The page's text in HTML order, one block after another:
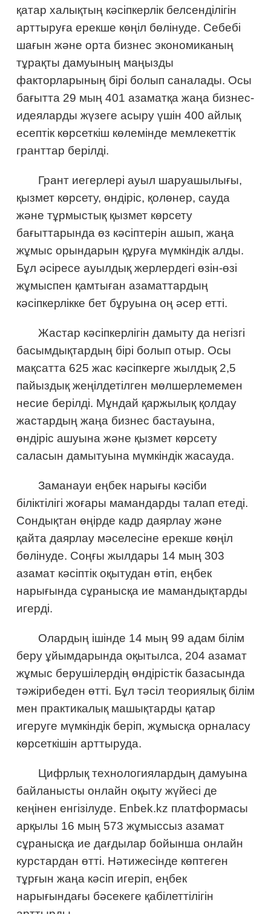
қатар халықтың кәсіпкерлік белсенділігін
арттыруға ерекше көңіл бөлінуде. Себебі
шағын және орта бизнес экономиканың
тұрақты дамуының маңызды
факторларының бірі болып саналады. Осы
бағытта 29 мың 401 азаматқа жаңа бизнес-
идеяларды жүзеге асыру үшін 400 айлық
есептік көрсеткіш көлемінде мемлекеттік
гранттар берілді.
Грант иегерлері ауыл шаруашылығы,
қызмет көрсету, өндіріс, қолөнер, сауда
және тұрмыстық қызмет көрсету
бағыттарында өз кәсіптерін ашып, жаңа
жұмыс орындарын құруға мүмкіндік алды.
Бұл әсіресе ауылдық жерлердегі өзін-өзі
жұмыспен қамтыған азаматтардың
кәсіпкерлікке бет бұруына оң әсер етті.
Жастар кәсіпкерлігін дамыту да негізгі
басымдықтардың бірі болып отыр. Осы
мақсатта 625 жас кәсіпкерге жылдық 2,5
пайыздық жеңілдетілген мөлшерлемемен
несие берілді. Мұндай қаржылық қолдау
жастардың жаңа бизнес бастауына,
өндіріс ашуына және қызмет көрсету
саласын дамытуына мүмкіндік жасауда.
Заманауи еңбек нарығы кәсіби
біліктілігі жоғары мамандарды талап етеді.
Сондықтан өңірде кадр даярлау және
қайта даярлау мәселесіне ерекше көңіл
бөлінуде. Соңғы жылдары 14 мың 303
азамат кәсіптік оқытудан өтіп, еңбек
нарығында сұранысқа ие мамандықтарды
игерді.
Олардың ішінде 14 мың 99 адам білім
беру ұйымдарында оқытылса, 204 азамат
жұмыс берушілердің өндірістік базасында
тәжірибеден өтті. Бұл тәсіл теориялық білім
мен практикалық машықтарды қатар
игеруге мүмкіндік беріп, жұмысқа орналасу
көрсеткішін арттыруда.
Цифрлық технологиялардың дамуына
байланысты онлайн оқыту жүйесі де
кеңінен енгізілуде. Enbek.kz платформасы
арқылы 16 мың 573 жұмыссыз азамат
сұранысқа ие дағдылар бойынша онлайн
курстардан өтті. Нәтижесінде көптеген
тұрғын жаңа кәсіп игеріп, еңбек
нарығындағы бәсекеге қабілеттілігін